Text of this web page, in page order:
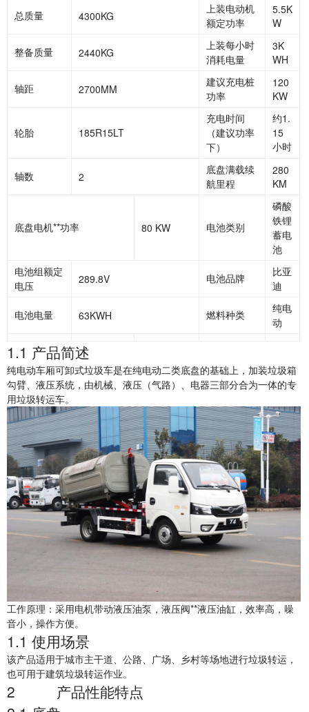
总质量 4300KG
上装电动机
额定功率
5.5K
W
整备质量 2440KG
上装每小时
消耗电量
3K
WH
轴距 2700MM
建议充电桩
功率
120
KW
轮胎 185R15LT
充电时间
（建议功率
下）
约1.
15
小时
轴数 2
底盘满载续
航里程
280
KM
底盘电机**功率 80 KW 电池类别
磷酸
铁锂
蓄电
池
电池组额定
电压
289.8V 电池品牌
比亚
迪
电池电量 63KWH 燃料种类
纯电
动
1.1 产品简述
纯电动车厢可卸式垃圾车是在纯电动二类底盘的基础上，加装垃圾箱
勾臂、液压系统，由机械、液压（气路）、电器三部分合为一体的专
用垃圾转运车。
工作原理：采用电机带动液压油泵，液压阀**液压油缸，效率高，噪
音小，操作方便。
1.1 使用场景
该产品适用于城市主干道、公路、广场、乡村等场地进行垃圾转运，
也可用于建筑垃圾转运作业。
2 产品性能特点